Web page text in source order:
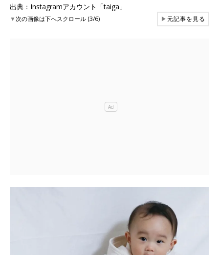
出典：Instagramアカウント「taiga」
▼次の画像は下へスクロール (3/6) ▶元記事を見る